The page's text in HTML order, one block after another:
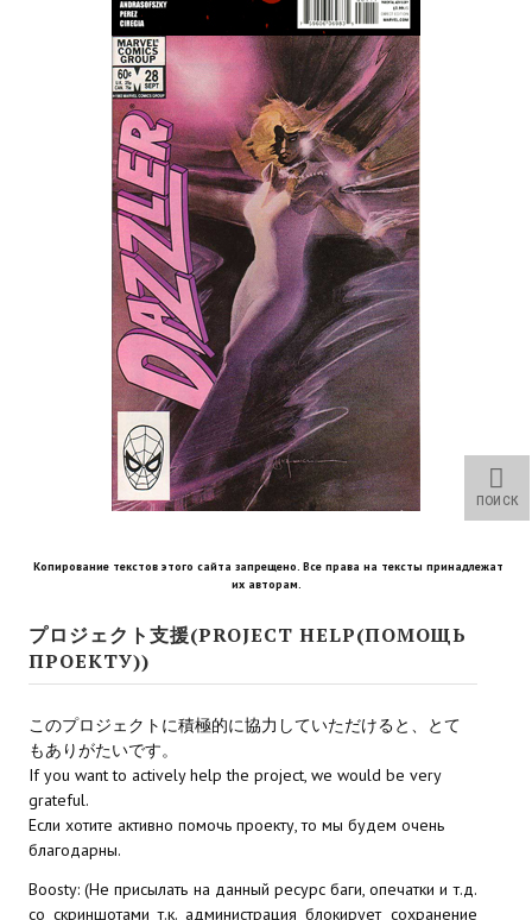
Наёмный оборотень
Небесный воин
Немного героев меча и магии
Расширенная версия Х3
REBalance
Работы Kuroneko
Doom 3 Remaster Fan Edition
X2 - The Threat Remaster Fan Edition
Quake III Arena Remaster Fan Edition
Star Trek Voyager Elite Force Remaster Fan Edition
Red Faction remaster Fan Edition
Age of Pirates: Caribbean Tales Remaster Fan Edition
Корсары 3 Сундук мертвеца Remaster Fan Edition
Sea Dogs - City of Abandoned Ships Remaster Fan Edition
Sea Dogs Remaster Fan Edition
НОВОСТИ ПОРТАЛА
Копирование текстов этого сайта запрещено. Все права на тексты принадлежат
их авторам.
プロジェクト支援(PROJECT HELP(ПОМОЩЬ
ПРОЕКТУ))
このプロジェクトに積極的に協力していただけると、とて
もありがたいです。
If you want to actively help the project, we would be very
grateful.
Если хотите активно помочь проекту, то мы будем очень
благодарны.
Boosty: (Не присылать на данный ресурс баги, опечатки и т.д.
со скриншотами т.к. администрация блокирует сохранение
ПОИСК